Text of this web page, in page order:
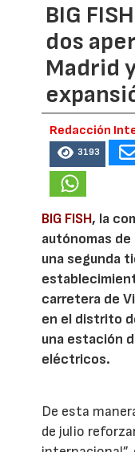
BIG
dos
Madrid
Redacción
3193
BIG FISH, la
autónomas de
una segunda
carretera de
en el distrito
una estación
eléctricos.
De esta
de julio